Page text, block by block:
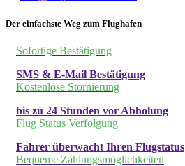
Der einfachste Weg zum Flughafen
Sofortige Bestätigung
SMS & E-Mail Bestätigung
Kostenlose Stornierung
bis zu 24 Stunden vor Abholung
Flug Status Verfolgung
Fahrer überwacht Ihren Flugstatus
Bequeme Zahlungsmöglichkeiten